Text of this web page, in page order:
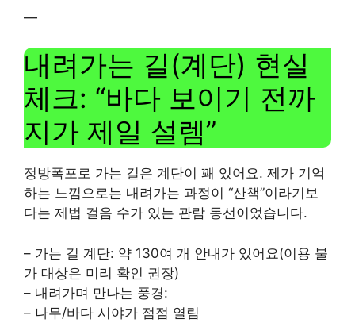
—
내려가는 길(계단) 현실
체크: “바다 보이기 전까
지가 제일 설렘”
정방폭포로 가는 길은 계단이 꽤 있어요. 제가 기억
하는 느낌으로는 내려가는 과정이 “산책”이라기보
다는 제법 걸음 수가 있는 관람 동선이었습니다.
– 가는 길 계단: 약 130여 개 안내가 있어요(이용 불
가 대상은 미리 확인 권장)
– 내려가며 만나는 풍경:
– 나무/바다 시야가 점점 열림